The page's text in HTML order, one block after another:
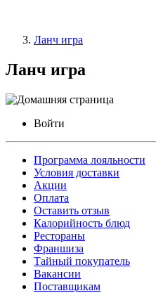
Ланч игра
Ланч игра
Войти
Программа лояльности
Условия доставки
Акции
Оплата
Оставить отзыв
Калорийность блюд
Рестораны
Франшиза
Тайный покупатель
Вакансии
Поставщикам